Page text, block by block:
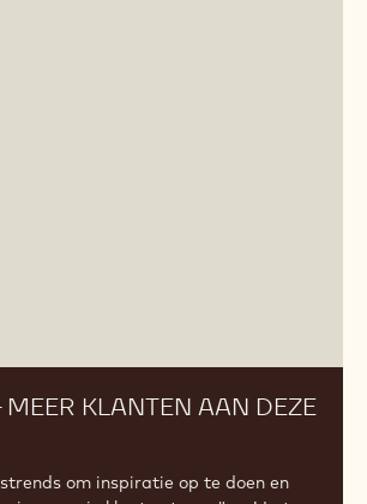
KLANTEN AAN DEZE
om inspiratie op te doen en